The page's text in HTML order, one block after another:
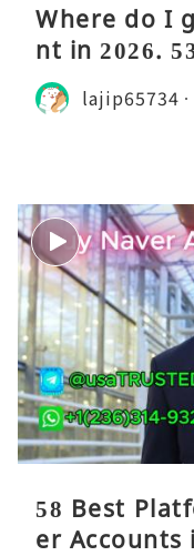
Where do I
nt in 2026.
lajip65734
58 Best
er Accounts